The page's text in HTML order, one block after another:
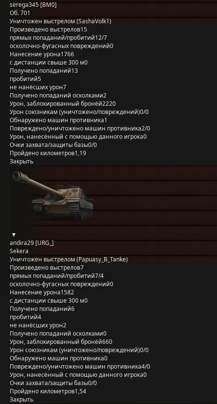
serega345 [BM0]
Об. 701
Уничтожен выстрелом (SashaVolk1)
Произведено выстрелов15
прямых попаданий/пробитий12/7
осколочно-фугасных повреждений0
Нанесение урона1766
с дистанции свыше 300 м0
Получено попаданий13
пробитий5
не нанёсших урон7
Получено попаданий осколками2
Урон, заблокированный бронёй2220
Урон союзникам (уничтожено/повреждений)0/0
Обнаружено машин противника1
Повреждено/уничтожено машин противника2/0
Урон, нанесённый с помощью данного игрока0
Очки захвата/защиты базы0/0
Пройдено километров1,19
Закрыть
andira29 [URG_]
Sekera
Уничтожен выстрелом (Papuasy_B_Tanke)
Произведено выстрелов7
прямых попаданий/пробитий7/4
осколочно-фугасных повреждений0
Нанесение урона1582
с дистанции свыше 300 м0
Получено попаданий6
пробитий4
не нанёсших урон2
Получено попаданий осколками0
Урон, заблокированный бронёй660
Урон союзникам (уничтожено/повреждений)0/0
Обнаружено машин противника0
Повреждено/уничтожено машин противника4/0
Урон, нанесённый с помощью данного игрока0
Очки захвата/защиты базы0/0
Пройдено километров1,54
Закрыть